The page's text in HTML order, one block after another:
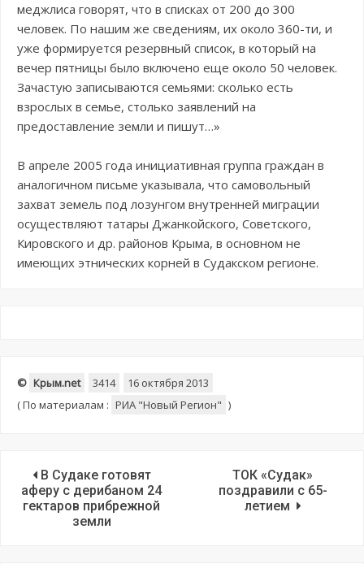
меджлиса говорят, что в списках от 200 до 300
человек. По нашим же сведениям, их около 360-ти, и
уже формируется резервный список, в который на
вечер пятницы было включено еще около 50 человек.
Зачастую записываются семьями: сколько есть
взрослых в семье, столько заявлений на
предоставление земли и пишут…»
В апреле 2005 года инициативная группа граждан в
аналогичном письме указывала, что самовольный
захват земель под лозунгом внутренней миграции
осуществляют татары Джанкойского, Советского,
Кировского и др. районов Крыма, в основном не
имеющих этнических корней в Судакском регионе.
© Крым.net 3414
16 октября 2013
(По материалам : РИА "Новый Регион" )
В Судаке готовят
аферу с дерибаном 24
гектаров прибрежной
земли
ТОК «Судак»
поздравили с 65-
летием